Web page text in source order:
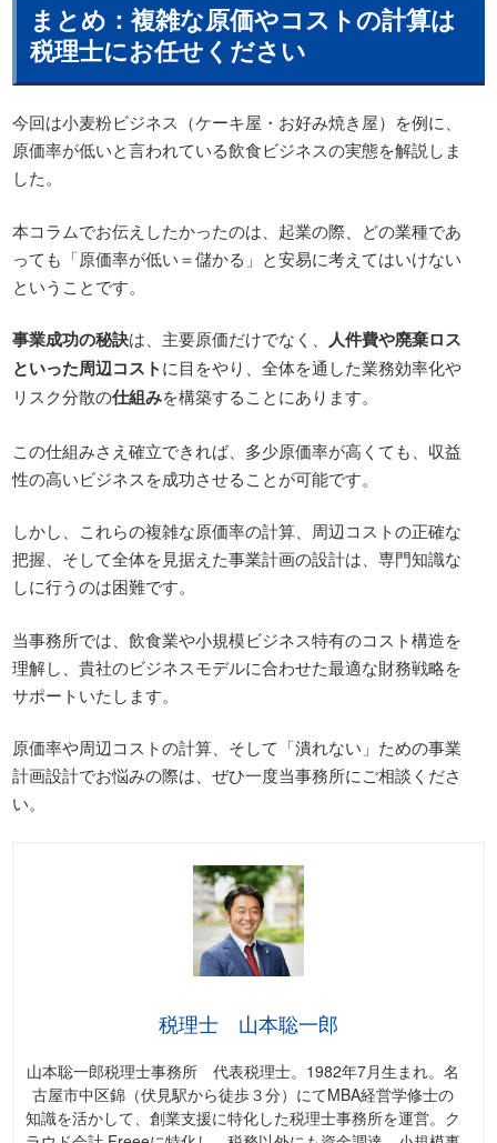
まとめ：複雑な原価やコストの計算は
税理士にお任せください
今回は小麦粉ビジネス（ケーキ屋・お好み焼き屋）を例に、
原価率が低いと言われている飲食ビジネスの実態を解説しま
した。
本コラムでお伝えしたかったのは、起業の際、どの業種であ
っても「原価率が低い＝儲かる」と安易に考えてはいけない
ということです。
事業成功の秘訣は、主要原価だけでなく、 人件費や廃棄ロス
といった周辺コストに目をやり、全体を通した業務効率化や
リスク分散の仕組みを構築することにあります。
この仕組みさえ確立できれば、多少原価率が高くても、収益
性の高いビジネスを成功させることが可能です。
しかし、これらの複雑な原価率の計算、周辺コストの正確な
把握、そして全体を見据えた事業計画の設計は、専門知識な
しに行うのは困難です。
当事務所では、飲食業や小規模ビジネス特有のコスト構造を
理解し、貴社のビジネスモデルに合わせた最適な財務戦略を
サポートいたします。
原価率や周辺コストの計算、そして「潰れない」ための事業
計画設計でお悩みの際は、ぜひ一度当事務所にご相談くださ
い。
税理士 山本聡一郎
山本聡一郎税理士事務所 代表税理士。1982年7月生まれ。名
古屋市中区錦（伏見駅から徒歩３分）にてMBA経営学修士の
知識を活かして、創業支援に特化した税理士事務所を運営。ク